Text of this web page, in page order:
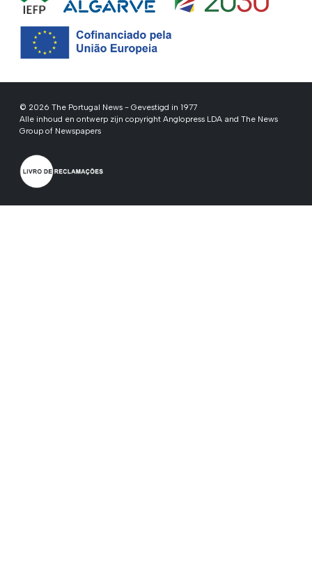
© 2026 The Portugal News - Gevestigd in 1977
Alle inhoud en ontwerp zijn copyright Anglopress LDA and The News
Group of Newspapers